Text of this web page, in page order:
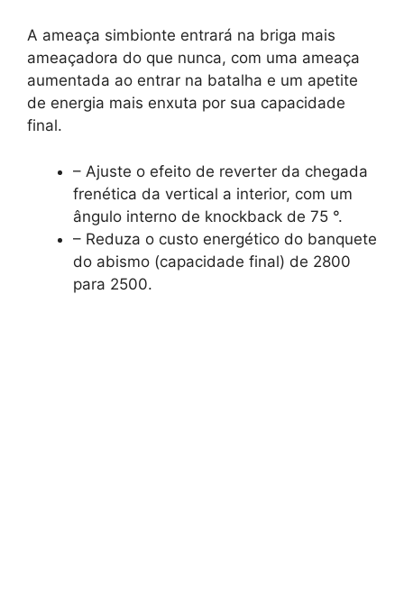
A ameaça simbionte entrará na briga mais
ameaçadora do que nunca, com uma ameaça
aumentada ao entrar na batalha e um apetite
de energia mais enxuta por sua capacidade
final.
– Ajuste o efeito de reverter da chegada
frenética da vertical a interior, com um
ângulo interno de knockback de 75 °.
– Reduza o custo energético do banquete
do abismo (capacidade final) de 2800
para 2500.